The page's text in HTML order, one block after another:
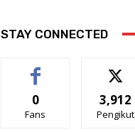
STAY CONNECTED
0
Fans
3,912
Pengikut